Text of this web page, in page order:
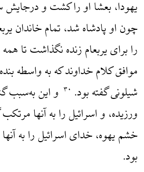
یهودا، بعشا او را کشت و
چون او پادشاه شد، تمام خاندان
را برای یربعام زنده نگذاشت تا
موافق کلام خداوند که به واسطه
شیلونی گفته بود. ۳۰ و این به‌سبب
ورزیده، و اسرائیل را به آنها
خشم یهوه، خدای اسرائیل را به
بود.